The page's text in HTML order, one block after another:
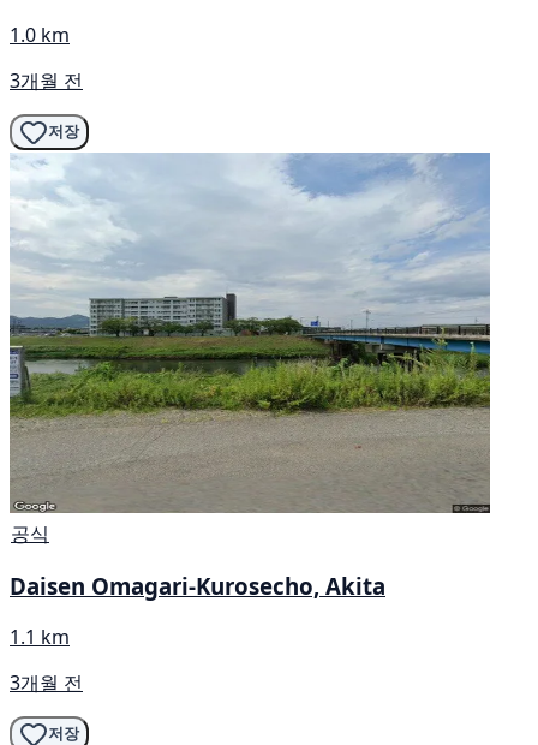
1.0 km
3개월 전
저장
공식
Daisen Omagari-Kurosecho, Akita
1.1 km
3개월 전
저장